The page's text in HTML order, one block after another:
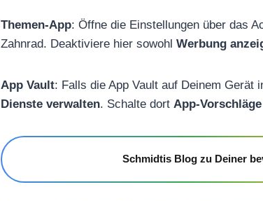
Themen-App: Öffne die Einstellungen über das
Zahnrad. Deaktiviere hier sowohl Werbung
App Vault: Falls die App Vault auf Deinem Gerät
Dienste verwalten. Schalte dort App-Vorschläge
Schmidtis Blog zu Deiner